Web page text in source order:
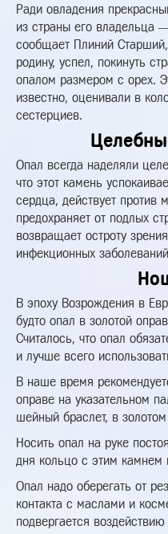
Ради овладения
из страны его владельца
сообщает Плиний
родину, успел, покинуть
опалом размером с орех.
известно, оценивали в
сестерциев.
Опал всегда наделяли
что этот камень
сердца, действует против
предохраняет от подлых
возвращает остроту
инфекционных
В эпоху Возрождения в
будто опал в золотой
Считалось, что опал
и лучше всего
В наше время
оправе на указательном
шейный браслет, в
Носить опал на руке
дня кольцо с этим камнем
Опал надо оберегать от
контакта с маслами и
подвергается